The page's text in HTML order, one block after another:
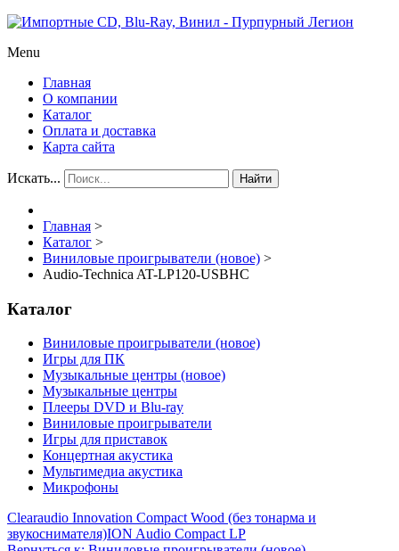
Menu
Главная
О компании
Каталог
Оплата и доставка
Карта сайта
Искать... Найти
Главная >
Каталог >
Виниловые проигрыватели (новое) >
Audio-Technica AT-LP120-USBHC
Каталог
Виниловые проигрыватели (новое)
Игры для ПК
Музыкальные центры (новое)
Музыкальные центры
Плееры DVD и Blu-ray
Виниловые проигрыватели
Игры для приставок
Концертная акустика
Мультимедиа акустика
Микрофоны
Clearaudio Innovation Compact Wood (без тонарма и
звукоснимателя)ION Audio Compact LP